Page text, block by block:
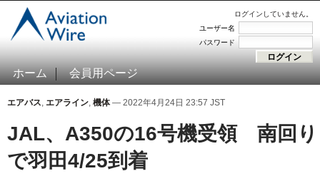
ログインしていません。
ユーザー名
パスワード
ホーム 会員用ページ
エアバス, エアライン, 機体— 2022年4月24日 23:57 JST
JAL、A350の16号機受領 南回り
で羽田4/25到着